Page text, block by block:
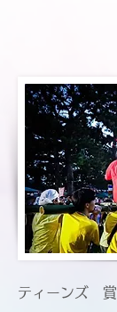
ティーンズ 賞